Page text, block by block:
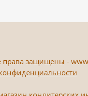
права защищены -